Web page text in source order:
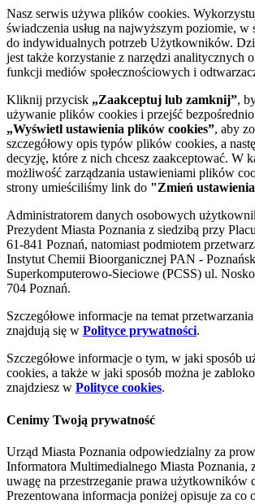
Nasz serwis używa plików cookies.
świadczenia usług na najwyższym poziomie, w
do indywidualnych potrzeb Użytkowników.
jest także korzystanie z narzędzi analitycznych
funkcji mediów społecznościowych i
Kliknij przycisk „Zaakceptuj lub zamknij”,
używanie plików cookies i przejść
„Wyświetl ustawienia plików cookies”, aby
szczegółowy opis typów plików cookies, a
decyzję, które z nich chcesz zaakceptować. W
możliwość zarządzania ustawieniami plików
strony umieściliśmy link do "Zmień
Administratorem danych osobowych
Prezydent Miasta Poznania z siedzibą przy
61-841 Poznań, natomiast podmiotem
Instytut Chemii Bioorganicznej PAN -
Superkomputerowo-Sieciowe (PCSS) ul.
704 Poznań.
Szczegółowe informacje na temat
znajdują się w Polityce prywatności.
Szczegółowe informacje o tym, w jaki sposób
cookies, a także w jaki sposób można je
znajdziesz w Polityce cookies.
Cenimy Twoją prywatność
Urząd Miasta Poznania odpowiedzialny za
Informatora Multimedialnego Miasta Poznania,
uwagę na przestrzeganie prawa użytkowników
Prezentowana informacja poniżej opisuje za co